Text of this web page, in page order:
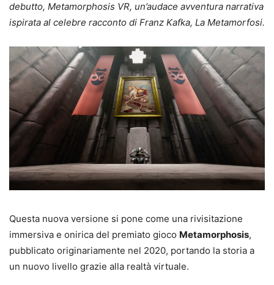
debutto, Metamorphosis VR, un’audace avventura narrativa
ispirata al celebre racconto di Franz Kafka, La Metamorfosi.
Questa nuova versione si pone come una rivisitazione
immersiva e onirica del premiato gioco Metamorphosis,
pubblicato originariamente nel 2020, portando la storia a
un nuovo livello grazie alla realtà virtuale.